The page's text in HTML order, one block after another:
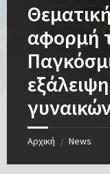
αφορμή
Αρχική / News